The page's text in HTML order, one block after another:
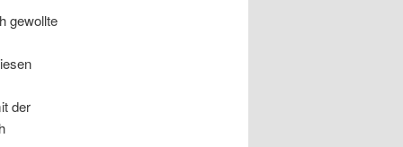
gewollte
der